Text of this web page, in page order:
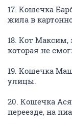
17. Кошечка
жила в
18. Кот Максим,
которая не
19. Кошечка
улицы.
20. Кошечка
переезде, на